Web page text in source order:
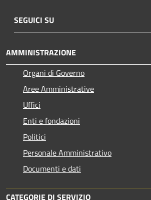
SEGUICI SU
AMMINISTRAZIONE
Organi di Governo
Aree Amministrative
Uffici
Enti e fondazioni
Politici
Personale Amministrativo
Documenti e dati
CATEGORIE DI SERVIZIO